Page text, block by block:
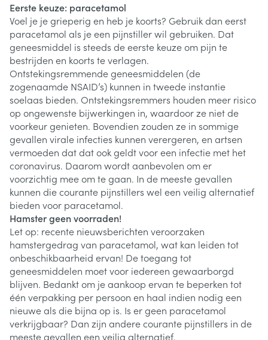
Eerste keuze: paracetamol
Voel je je grieperig en heb je koorts? Gebruik dan eerst
paracetamol als je een pijnstiller wil gebruiken. Dat
geneesmiddel is steeds de eerste keuze om pijn te
bestrijden en koorts te verlagen.
Ontstekingsremmende geneesmiddelen (de
zogenaamde NSAID’s) kunnen in tweede instantie
soelaas bieden. Ontstekingsremmers houden meer risico
op ongewenste bijwerkingen in, waardoor ze niet de
voorkeur genieten. Bovendien zouden ze in sommige
gevallen virale infecties kunnen verergeren, en artsen
vermoeden dat dat ook geldt voor een infectie met het
coronavirus. Daarom wordt aanbevolen om er
voorzichtig mee om te gaan. In de meeste gevallen
kunnen die courante pijnstillers wel een veilig alternatief
bieden voor paracetamol.
Hamster geen voorraden!
Let op: recente nieuwsberichten veroorzaken
hamstergedrag van paracetamol, wat kan leiden tot
onbeschikbaarheid ervan! De toegang tot
geneesmiddelen moet voor iedereen gewaarborgd
blijven. Bedankt om je aankoop ervan te beperken tot
één verpakking per persoon en haal indien nodig een
nieuwe als die bijna op is. Is er geen paracetamol
verkrijgbaar? Dan zijn andere courante pijnstillers in de
meeste gevallen een veilig alternatief.